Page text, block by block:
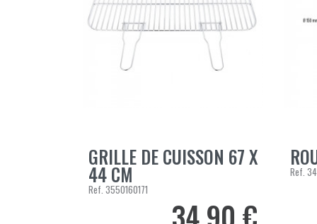
AJOUTER AU PANIER
GRILLE DE CUISSON 67 X
44 CM
Ref. 3550160171
Prix
Ref.